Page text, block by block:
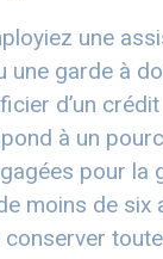
une
une garde à
d’un crédit
à un
pour la
moins de six